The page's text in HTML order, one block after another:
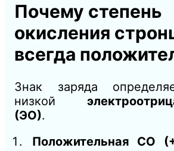
Почему степень
окисления
всегда
Знак заряда
низкой
(ЭО).
Положительная СО